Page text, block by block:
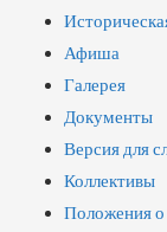
Афиша
Галерея
Документы
Версия для
Коллективы
Положения